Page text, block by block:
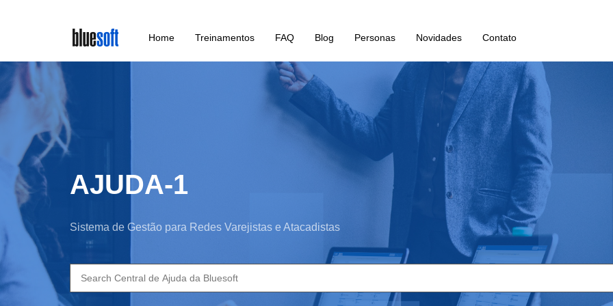
main
content
Home Treinamentos FAQ Blog Personas Novidades Contato
AJUDA-1
Sistema de Gestão para Redes Varejistas e Atacadistas
Search
for: